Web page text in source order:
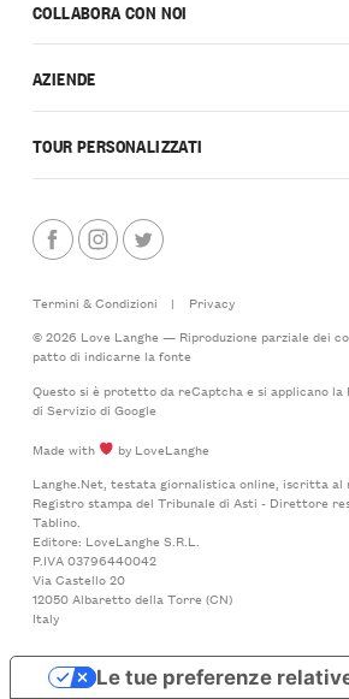
COLLABORA CON NOI
AZIENDE
TOUR PERSONALIZZATI
Termini & Condizioni |
Privacy
© 2026 Love Langhe — Riproduzione parziale dei
patto di indicarne la fonte
Questo si è protetto da reCaptcha e si applicano la
di Serviziodi Google
Made with
by LoveLanghe
Langhe.Net, testata giornalistica online, iscritta al
Registro stampa del Tribunale di Asti - Direttore
Tablino.
Editore: LoveLanghe S.R.L.
P.IVA 03796440042
Via Castello 20
12050 Albaretto della Torre (CN)
Italy
Le tue preferenze